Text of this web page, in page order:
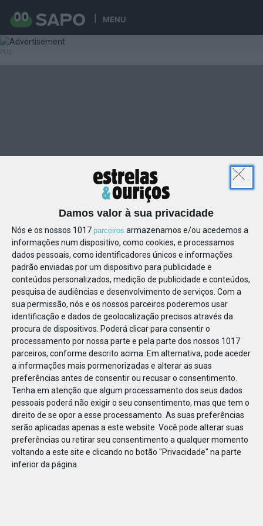
MENU
Damos valor à sua privacidade
Nós e os nossos 1017 parceiros armazenamos e/ou acedemos a
informações num dispositivo, como cookies, e processamos
dados pessoais, como identificadores únicos e informações
padrão enviadas por um dispositivo para publicidade e
conteúdos personalizados, medição de publicidade e conteúdos,
pesquisa de audiências e desenvolvimento de serviços. Com a
sua permissão, nós e os nossos parceiros poderemos usar
identificação e dados de geolocalização precisos através da
procura de dispositivos. Poderá clicar para consentir o
processamento por nossa parte e pela parte dos nossos 1017
parceiros, conforme descrito acima. Em alternativa, pode aceder
a informações mais pormenorizadas e alterar as suas
preferências antes de consentir ou recusar o consentimento.
Tenha em atenção que algum processamento dos seus dados
pessoais poderá não exigir o seu consentimento, mas que tem o
direito de se opor a esse processamento. As suas preferências
serão aplicadas apenas a este website. Você pode alterar suas
preferências ou retirar seu consentimento a qualquer momento
voltando a este site e clicando no botão "Privacidade" na parte
inferior da página.
20478302681942